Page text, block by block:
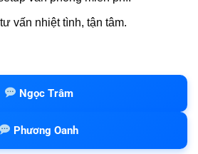
vấn nhiệt tình, tận tâm.
Ngọc Trâm
Phương Oanh